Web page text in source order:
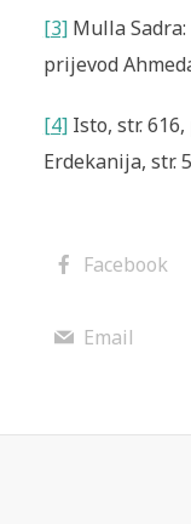
[3]Mulla Sadra:
prijevod
[4]Isto, str.
Erdekanija, str.
Facebook
Email